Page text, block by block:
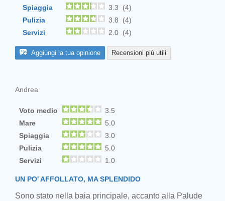
Spiaggia
3.3 (4)
Pulizia
3.8 (4)
Servizi
2.0 (4)
Aggiungi la tua opinione Recensioni più utili
Andrea
Voto medio
3.5
Mare
5.0
Spiaggia
3.0
Pulizia
5.0
Servizi
1.0
UN PO' AFFOLLATO, MA SPLENDIDO
Sono stato nella baia principale, accanto alla Palude